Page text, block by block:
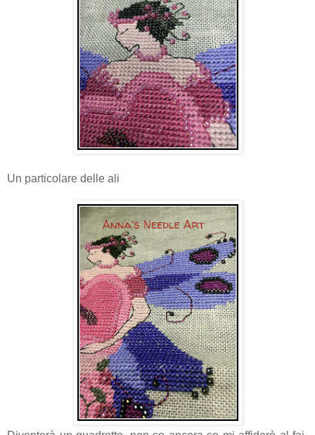
Un particolare delle ali